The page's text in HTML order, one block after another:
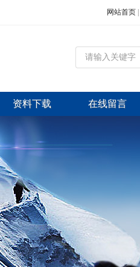
网站首页
资料下载 在线留言